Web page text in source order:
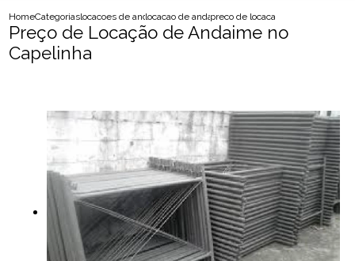
HomeCategoriaslocacoes de andaimeslocacao de andaimes em diadema
preco de locacao de andaime no
Preço de Locação de Andaime no
Capelinha